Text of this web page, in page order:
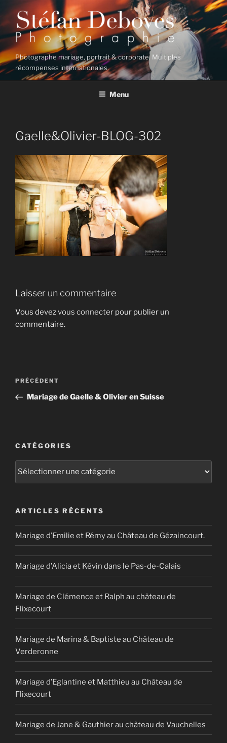
au
contenu
principal
Photographe mariage, portrait & corporate. Multiples
récompenses internationales.
Menu
Gaelle&Olivier-BLOG-302
Laisser un commentaire
Vous devezvous connecter pour publier un
commentaire.
Navigation
l’article
Article
précédent
PRÉCÉDENT
Mariage de Gaelle & Olivier en Suisse
CATÉGORIES
Catégories
ARTICLES RÉCENTS
Mariage d’Emilie et Rémy au Château de Gézaincourt.
Mariage d’Alicia et Kévin dans le Pas-de-Calais
Mariage de Clémence et Ralph au château de
Flixecourt
Mariage de Marina & Baptiste au Château de
Verderonne
Mariage d’Eglantine et Matthieu au Château de
Flixecourt
Mariage de Jane & Gauthier au château de Vauchelles